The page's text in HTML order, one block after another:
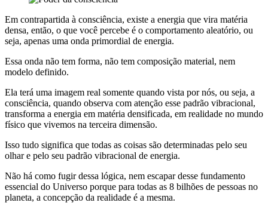
Em contrapartida à consciência, existe a energia que vira matéria
densa, então, o que você percebe é o comportamento aleatório, ou
seja, apenas uma onda primordial de energia.
Essa onda não tem forma, não tem composição material, nem
modelo definido.
Ela terá uma imagem real somente quando vista por nós, ou seja, a
consciência, quando observa com atenção esse padrão vibracional,
transforma a energia em matéria densificada, em realidade no mundo
físico que vivemos na terceira dimensão.
Isso tudo significa que todas as coisas são determinadas pelo seu
olhar e pelo seu padrão vibracional de energia.
Não há como fugir dessa lógica, nem escapar desse fundamento
essencial do Universo porque para todas as 8 bilhões de pessoas no
planeta, a concepção da realidade é a mesma.